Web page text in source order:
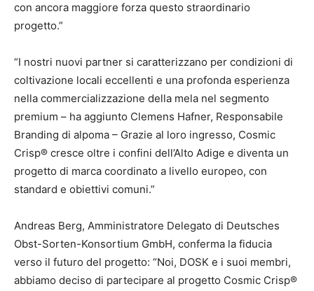
con ancora maggiore forza questo straordinario
progetto.”
“I nostri nuovi partner si caratterizzano per condizioni di
coltivazione locali eccellenti e una profonda esperienza
nella commercializzazione della mela nel segmento
premium – ha aggiunto Clemens Hafner, Responsabile
Branding di alpoma – Grazie al loro ingresso, Cosmic
Crisp® cresce oltre i confini dell’Alto Adige e diventa un
progetto di marca coordinato a livello europeo, con
standard e obiettivi comuni.”
Andreas Berg, Amministratore Delegato di Deutsches
Obst-Sorten-Konsortium GmbH, conferma la fiducia
verso il futuro del progetto: “Noi, DOSK e i suoi membri,
abbiamo deciso di partecipare al progetto Cosmic Crisp®